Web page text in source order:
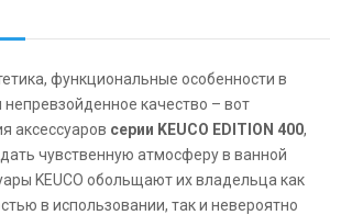
функциональные особенности в
качество – вот
аксессуаров серии KEUCO EDITION 400,
чувственную атмосферу в ванной
KEUCO обольщают их владельца как
в использовании, так и невероятно